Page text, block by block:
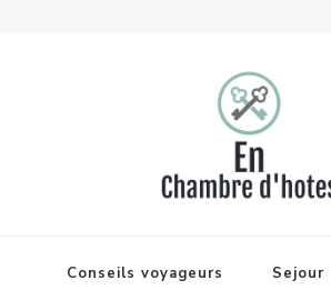
Conseils voyageurs Sejour